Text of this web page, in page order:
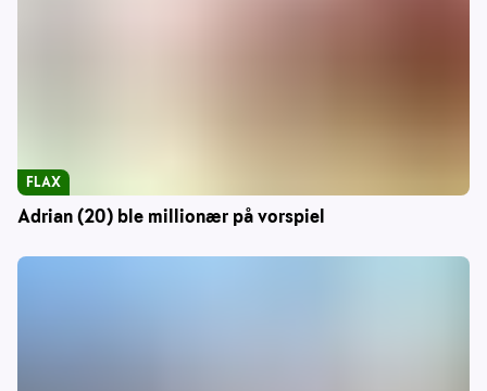
Adrian (20) ble millionær på vorspiel
FLAX